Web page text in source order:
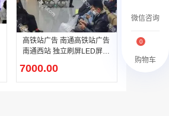
高铁站广告 南通高铁站广告
南通西站 独立刷屏LED屏幕
7000.00
微信咨询
购物车
0